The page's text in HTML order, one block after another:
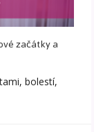
začátky a
bolestí,